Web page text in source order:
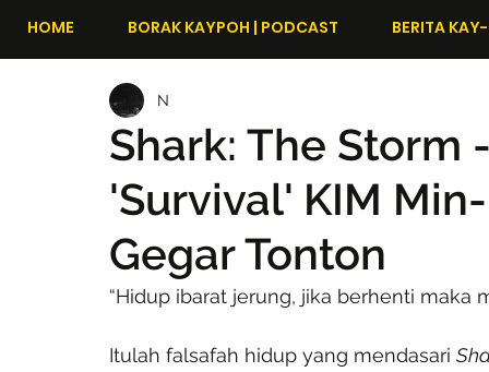
HOME BORAK KAYPOH | PODCAST BERITA
Shark: The Storm
'Survival' KIM
Gegar Tonton
N
“Hidup ibarat jerung, jika berhenti maka
Itulah falsafah hidup yang mendasari